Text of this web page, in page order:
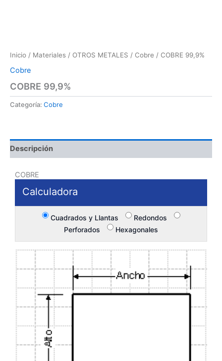
Inicio / Materiales / OTROS METALES / Cobre / COBRE 99,9%
Cobre
COBRE 99,9%
Categoría: Cobre
Descripción
COBRE
Calculadora
Cuadrados y Llantas
Redondos
Perforados
Hexagonales